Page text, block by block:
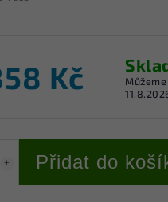
Kč
Přidat do